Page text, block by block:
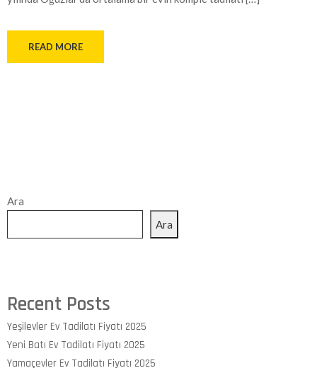
READ MORE
Ara
Ara
Recent Posts
Yeşilevler Ev Tadilatı Fiyatı 2025
Yeni Batı Ev Tadilatı Fiyatı 2025
Yamaçevler Ev Tadilatı Fiyatı 2025